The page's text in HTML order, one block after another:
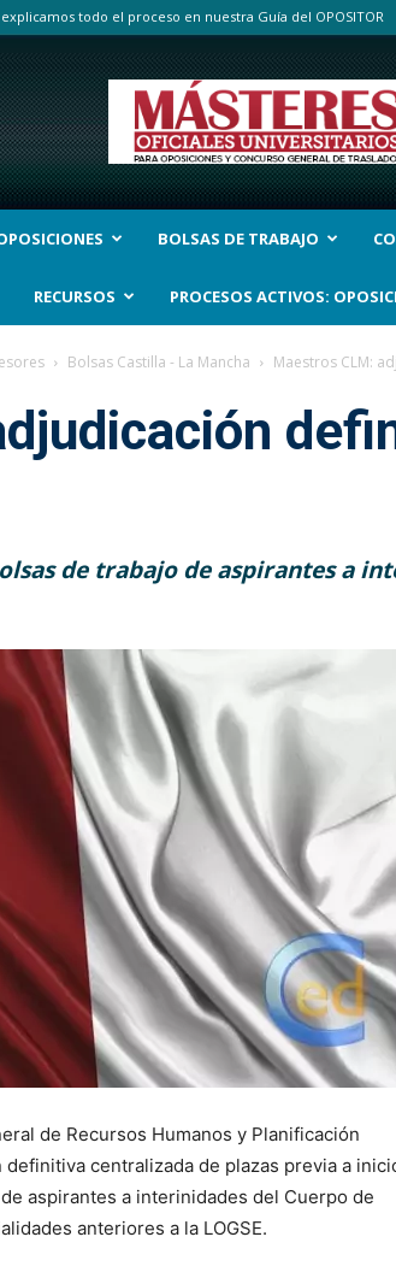
todo el proceso en nuestra Guía del OPOSITOR
BOLSAS DE TRABAJO
RECURSOS PROCESOS ACTIVOS:
Bolsas Castilla - La Mancha Maestros CLM:
de trabajo de aspirantes a
de Recursos Humanos y Planificación
centralizada de plazas previa a
aspirantes a interinidades del Cuerpo de
anteriores a la LOGSE.